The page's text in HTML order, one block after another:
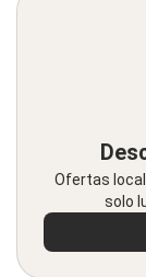
Ofertas
solo